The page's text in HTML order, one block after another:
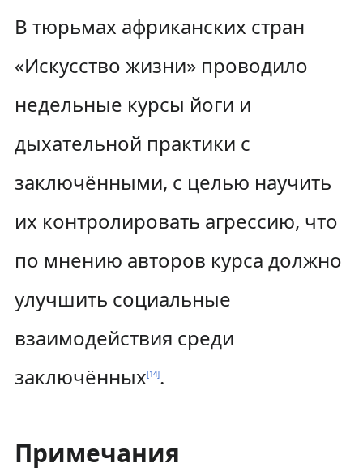
В тюрьмах африканских стран
«Искусство жизни» проводило
недельные курсы йоги и
дыхательной практики с
заключёнными, с целью научить
их контролировать агрессию, что
по мнению авторов курса должно
улучшить социальные
взаимодействия среди
заключённых[14].
Примечания